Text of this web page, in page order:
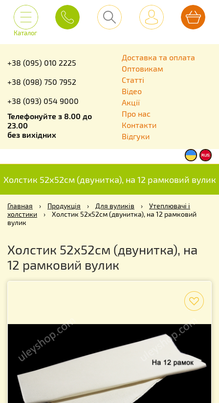
Каталог
+38 (095) 010 2225
+38 (098) 750 7952
+38 (093) 054 9000
Телефонуйте з 8.00 до
23.00
без вихідних
Доставка та оплата
Оптовикам
Статті
Відео
Акції
Про нас
Контакти
Відгуки
Холстик 52х52см (двунитка), на 12 рамковий вулик
Главная › Продукція › Для вуликів ›
Утеплювачі і
холстики
›
Холстик 52х52см (двунитка), на 12 рамковий
вулик
Холстик 52х52см (двунитка), на
12 рамковий вулик